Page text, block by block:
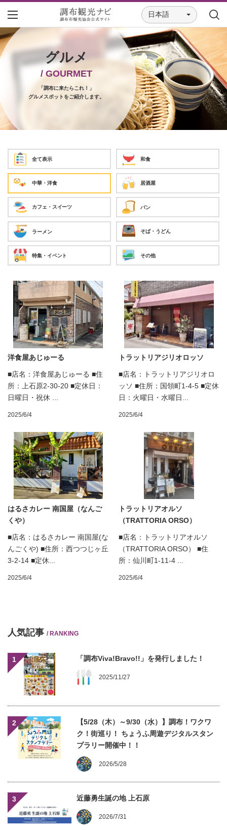
日本語
グルメ
/ GOURMET
「調布に来たらこれ！」
グルメスポットをご紹介します。
全て表示 和食
中華・洋食 居酒屋
カフェ・スイーツ パン
ラーメン そば・うどん
特集・イベント その他
洋食屋あじゅーる
■店名：洋食屋あじゅーる ■住
所：上石原2-30-20 ■定休日：
日曜日・祝休 ...
2025/6/4
トラットリアジリオロッソ
■店名：トラットリアジリオロ
ッソ ■住所：国領町1-4-5 ■定休
日：火曜日・水曜日...
2025/6/4
はるさカレー 南国屋（なんご
くや）
■店名：はるさカレー 南国屋(な
んごくや) ■住所：西つつじヶ丘
3-2-14 ■定休...
2025/6/4
トラットリアオルソ
（TRATTORIA ORSO）
■店名：トラットリアオルソ
（TRATTORIA ORSO） ■住
所：仙川町1-11-4 ...
2025/6/4
人気記事 / RANKING
1 「調布Viva!Bravo!!」を発行しました！
2025/11/27
2
【5/28（木）～9/30（水）】調布！ワクワ
ク！街巡り！ ちょうふ周遊デジタルスタン
プラリー開催中！！
2026/5/28
3 近藤勇生誕の地 上石原
2026/7/31